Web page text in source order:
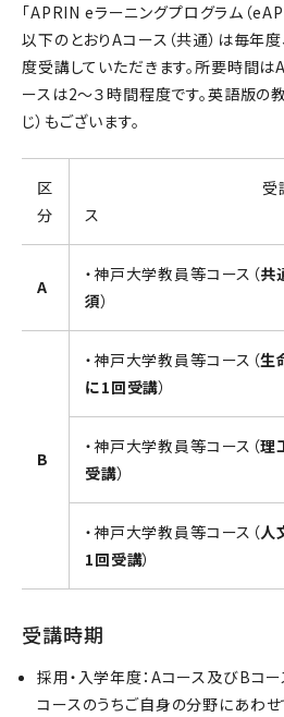
「APRIN eラーニングプログラム（
以下のとおりAコース（共通）は毎年
度受講していただきます。所要時間は
ースは2～３時間程度です。英語版の
じ）もございます。
区
分
受講コ
A
・神戸大学教員等コース（共
須）
B
・神戸大学教員等コース（生
に1回受講）
・神戸大学教員等コース（理
受講）
・神戸大学教員等コース（人
1回受講）
受講時期
採用・入学年度：Aコース及びBコ
コースのうちご自身の分野にあわせ